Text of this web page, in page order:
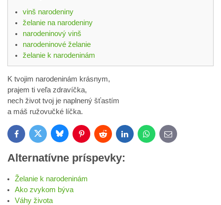
vinš narodeniny
želanie na narodeniny
narodeninový vinš
narodeninové želanie
želanie k narodeninám
K tvojim narodeninám krásnym,
prajem ti veľa zdravíčka,
nech život tvoj je naplnený šťastím
a máš ružovučké líčka.
FacebookTwitter BlueskyPinterestReddit LinkedInWhatsApp
E-
mail
Alternatívne príspevky:
Želanie k narodeninám
Ako zvykom býva
Váhy života